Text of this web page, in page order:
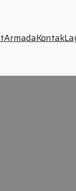
ArmadaKontak